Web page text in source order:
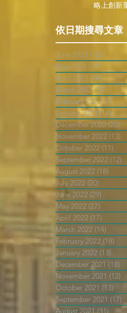
略上創新
依日期搜尋文章
June 2023 (12) 12
May 2023 (17)
April 2023 (14) 14
March 2023 (14) 14
February 2023 (11)
January 2023 (17)
December 2022 (20)
November 2022 (13)
October 2022 (11)
September 2022 (12)
August 2022 (18)
July 2022 (20)
June 2022 (29)
May 2022 (27)
April 2022 (17)
March 2022 (14)
February 2022 (18)
January 2022 (13)
December 2021 (18)
November 2021 (12)
October 2021 (13)
September 2021 (17)
August 2021 (31) 31